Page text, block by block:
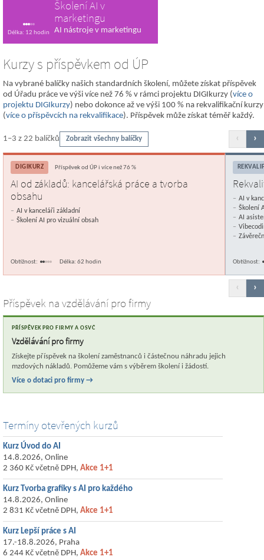
Délka: 12 hodin
Školení AI v
marketingu
AI nástroje v marketingu
Kurzy s příspěvkem od ÚP
Na vybrané balíčky našich standardních školení, můžete získat příspěvek
od Úřadu práce ve výši více než 76 % v rámci projektu DIGIkurzy (více o
projektu DIGIkurzy) nebo dokonce až ve výši 100 % na rekvalifikační kurzy
(více o příspěvcích na rekvalifikace). Příspěvek může získat téměř každý.
1–3 z 22 balíčků Zobrazit všechny balíčky ‹ ›
DIGIKURZ Příspěvek od ÚP i více než 76 %
AI od základů: kancelářská práce a tvorba
obsahu
AI v kanceláři základní
Školení AI pro vizuální obsah
Obtížnost: Délka: 62 hodin
AI v
Školení
AI
Obtížnost:
‹ ›
Příspěvek na vzdělávání pro firmy
PŘÍSPĚVEK PRO FIRMY A OSVČ
Vzdělávání pro firmy
Získejte příspěvek na školení zaměstnanců i částečnou náhradu jejich
mzdových nákladů. Pomůžeme vám s výběrem školení i žádostí.
Více o dotaci pro firmy →
Termíny otevřených kurzů
Kurz Úvod do AI
14.8.2026, Online
2 360 Kč včetně DPH, Akce 1+1
Kurz Tvorba grafiky s AI pro každého
14.8.2026, Online
2 831 Kč včetně DPH, Akce 1+1
Kurz Lepší práce s AI
17.-18.8.2026, Praha
6 244 Kč včetně DPH, Akce 1+1